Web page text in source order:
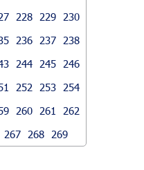
228 229
230
236 237
238
244 245
246
252 253
254
260 261
262
267 268 269